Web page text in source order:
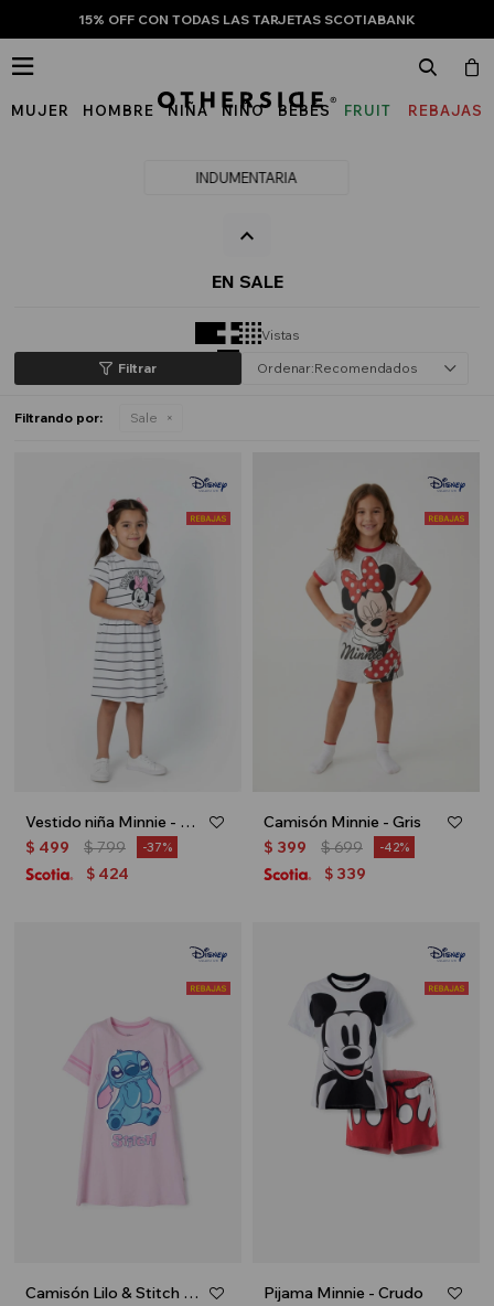
15% OFF CON TODAS LAS TARJETAS SCOTIABANK
MUJER HOMBRE NIÑA NIÑO BEBÉS
FRUIT
REBAJAS

INDUMENTARIA
EN SALE
Vistas
Recomendados
Filtrando por: Sale
Vestido niña Minnie - Blanco
$ 499 $799 37
$ 424
Camisón Minnie - Gris
$ 399 $699 42
$ 339
Camisón Lilo & Stitch - Rosa
Pijama Minnie - Crudo